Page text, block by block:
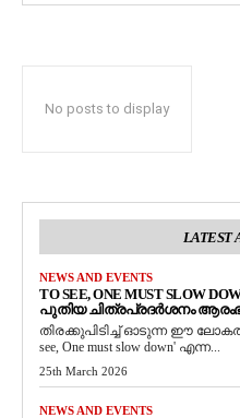
No posts to display
LATEST
NEWS AND EVENTS
TO SEE, ONE MUST SLOW
പുതിയ ചിത്രപ്രദർശനം
തിരക്കുപിടിച്ച് ഓടുന്ന ഈ
see, One must slow down' എന്ന...
25th March 2026
NEWS AND EVENTS